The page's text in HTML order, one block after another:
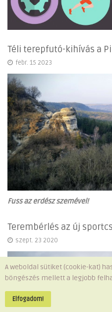
Téli terepfutó-kihívás a
febr. 15 2023
Fuss az erdész szemével!
Terembérlés az új
szept. 23 2020
A weboldal sütiket (cookie-kat)
böngészés mellett a legjobb
Elfogadom!